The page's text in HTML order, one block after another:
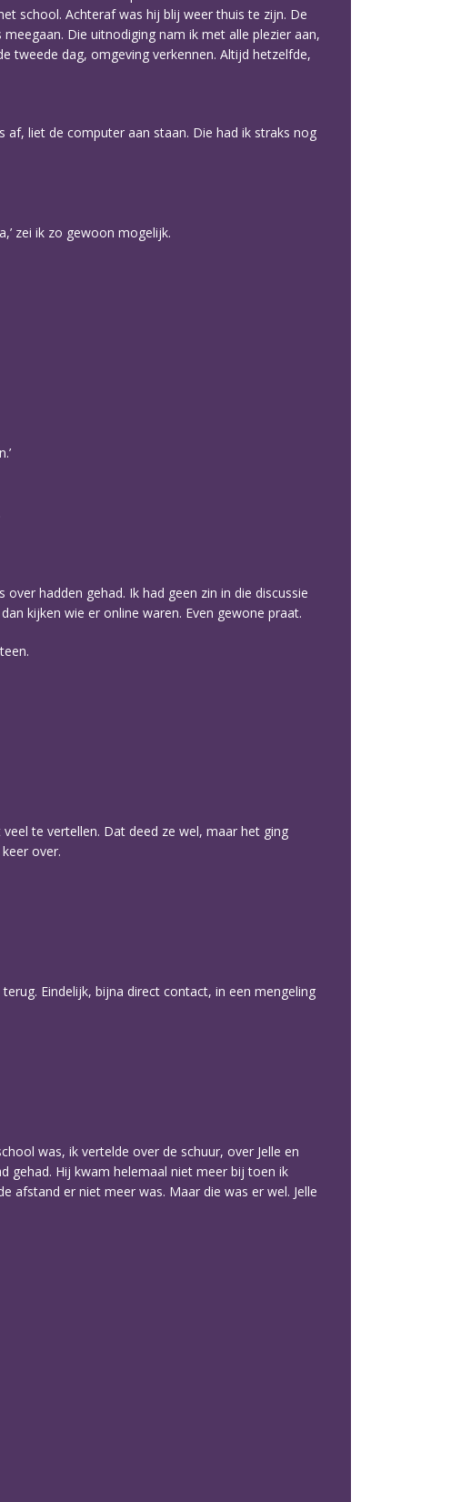
school. Achteraf was hij blij weer thuis te zijn. De
Die uitnodiging nam ik met alle plezier aan,
tweede dag, omgeving verkennen. Altijd hetzelfde,
liet de computer aan staan. Die had ik straks nog
zei ik zo gewoon mogelijk.
hadden gehad. Ik had geen zin in die discussie
kijken wie er online waren. Even gewone praat.
te vertellen. Dat deed ze wel, maar het ging
over.
Eindelijk, bijna direct contact, in een mengeling
was, ik vertelde over de schuur, over Jelle en
gehad. Hij kwam helemaal niet meer bij toen ik
afstand er niet meer was. Maar die was er wel. Jelle